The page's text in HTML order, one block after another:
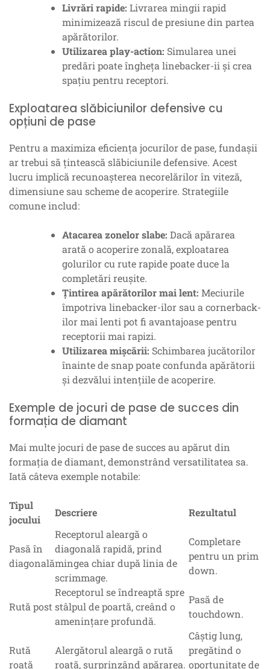
Livrări rapide: Livrarea mingii rapid
minimizează riscul de presiune din partea
apărătorilor.
Utilizarea play-action: Simularea unei
predări poate îngheța linebacker-ii și crea
spațiu pentru receptori.
Exploatarea slăbiciunilor defensive cu
opțiuni de pase
Pentru a maximiza eficiența jocurilor de pase, fundașii
ar trebui să țintească slăbiciunile defensive. Acest
lucru implică recunoașterea necorelărilor în viteză,
dimensiune sau scheme de acoperire. Strategiile
comune includ:
Atacarea zonelor slabe: Dacă apărarea
arată o acoperire zonală, exploatarea
golurilor cu rute rapide poate duce la
completări reușite.
Țintirea apărătorilor mai lent: Meciurile
împotriva linebacker-ilor sau a cornerback-
ilor mai lenti pot fi avantajoase pentru
receptorii mai rapizi.
Utilizarea mișcării: Schimbarea jucătorilor
înainte de snap poate confunda apărătorii
și dezvălui intențiile de acoperire.
Exemple de jocuri de pase de succes din
formația de diamant
Mai multe jocuri de pase de succes au apărut din
formația de diamant, demonstrând versatilitatea sa.
Iată câteva exemple notabile:
Tipul
jocului
Descriere Rezultatul
Pasă în
diagonală
Receptorul aleargă o
diagonală rapidă, prind
mingea chiar după linia de
scrimmage.
Completare
pentru un prim
down.
Rută post
Receptorul se îndreaptă spre
stâlpul de poartă, creând o
amenințare profundă.
Pasă de
touchdown.
Rută
roată
Alergătorul aleargă o rută
roată, surprinzând apărarea.
Câștig lung,
pregătind o
oportunitate de